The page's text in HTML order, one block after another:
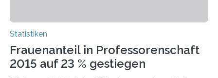
Statistiken
Frauenanteil in Professorenschaft
2015 auf 23 % gestiegen